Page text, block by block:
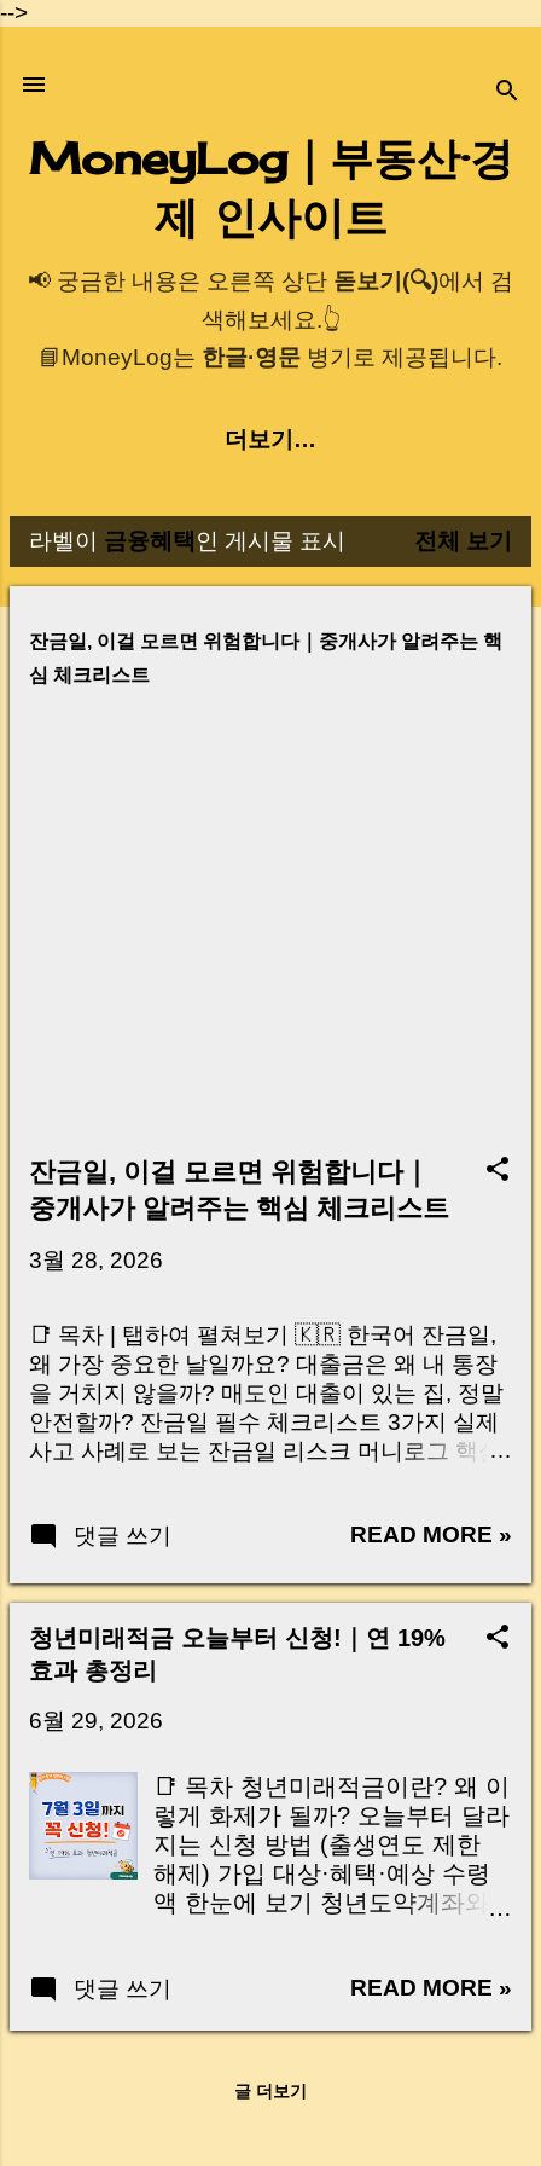
-->
기본 콘텐츠로 건너뛰기
MoneyLog｜부동산·경
제 인사이트
📢 궁금한 내용은 오른쪽 상단 돋보기(🔍)에서 검
색해보세요.👆
📘MoneyLog는 한글·영문 병기로 제공됩니다.
더보기…
글
라벨이 금융혜택 인 게시물 표시 전체 보기
잔금일, 이걸 모르면 위험합니다｜중개사가 알려주는 핵
심 체크리스트
잔금일, 이걸 모르면 위험합니다｜
중개사가 알려주는 핵심 체크리스트
3월 28, 2026
📑 목차 | 탭하여 펼쳐보기 🇰🇷 한국어 잔금일,
왜 가장 중요한 날일까요? 대출금은 왜 내 통장
을 거치지 않을까? 매도인 대출이 있는 집, 정말
안전할까? 잔금일 필수 체크리스트 3가지 실제
사고 사례로 보는 잔금일 리스크 머니로그 핵심
Your Account Is It Safe If the Seller Has a
Real Risks and Mistakes to Avoid MoneyLog
Key Takeaway 혹시 이런 생각 해보신 적 있으
신가요? “잔금일… 그냥 돈 보내고 끝나는 거 아
닌가요?” 하지만 현장에서 보면 전혀 그렇지 않
습니다. 잔금일은 ‘서류 몇 장 처리하는 날’이 아
이는 가장 긴장되는 순간 입니다. 실제로 제가
중개 현장에서 겪었던 일입니다. 금요일 오후 3
시, 이체 한도에 막혀 송금이 멈췄고 그 자리에
서 계약이 무산될 뻔한 아찔한 상황이 있었습니
다. 또 어떤 분은 이렇게 말씀하십니다. “내 대출
인데 왜 내 통장으로 안 들어오죠?” “매도인이 대
사실은 ‘구조’를 몰라서 생기는 걱정입니다. 그래
서 오늘은 잔금일에 실제로 돈이 어떻게 움직이
는지, 왜 사고가 나는지, 그리고 무엇을 꼭 준비
드리겠습니다. 이 글 하나만 제대로 이해하시면,
댓글 쓰기 READ MORE »
청년미래적금 오늘부터 신청!｜연 19%
효과 총정리
6월 29, 2026
📑 목차 청년미래적금이란? 왜 이
렇게 화제가 될까? 오늘부터 달라
지는 신청 방법 (출생연도 제한
해제) 가입 대상·혜택·예상 수령
액 한눈에 보기 청년도약계좌와
할 사항 자주 묻는 질문(Q&A)
Application Changes Starting
댓글 쓰기 READ MORE »
글 더보기